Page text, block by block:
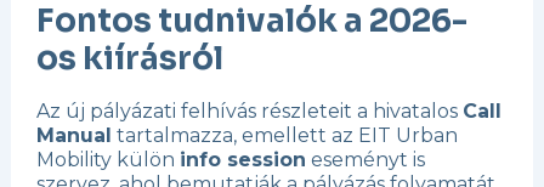
Fontos tudnivalók a 2026-
os kiírásról
Az új pályázati felhívás részleteit a hivatalos Call
Manual tartalmazza, emellett az EIT Urban
Mobility külön info session eseményt is